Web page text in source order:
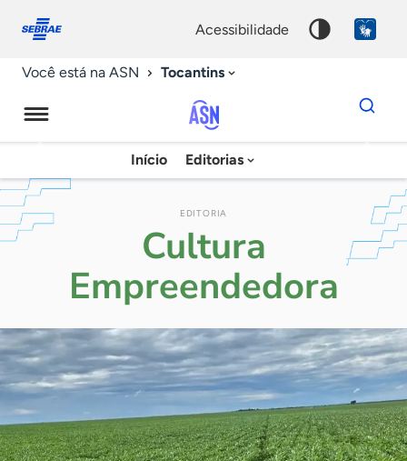
conosco
acessibilidade
Você está na ASN Tocantins
Agência
Sebrae
de
Notícias
Início Editorias
Dados
para
chave
EDITORIA
Cultura
Empreendedora